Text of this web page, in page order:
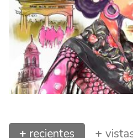
+ recientes +